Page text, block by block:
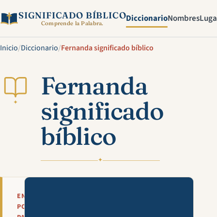
SIGNIFICADO BÍBLICO
Comprende la Palabra. DiccionarioNombres
Inicio/Diccionario/Fernanda significado bíblico
✦
Fernanda
significado
bíblico
✦
EN
POCAS
Mira esta explicación en